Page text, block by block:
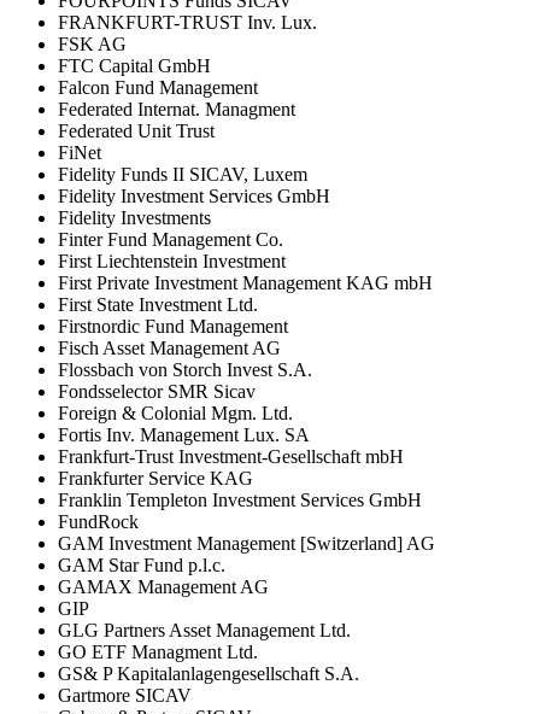
FRANKFURT-TRUST Inv. Lux.
FSK AG
FTC Capital GmbH
Falcon Fund Management
Federated Internat. Managment
Federated Unit Trust
FiNet
Fidelity Funds II SICAV, Luxem
Fidelity Investment Services GmbH
Fidelity Investments
Finter Fund Management Co.
First Liechtenstein Investment
First Private Investment Management KAG mbH
First State Investment Ltd.
Firstnordic Fund Management
Fisch Asset Management AG
Flossbach von Storch Invest S.A.
Fondsselector SMR Sicav
Foreign & Colonial Mgm. Ltd.
Fortis Inv. Management Lux. SA
Frankfurt-Trust Investment-Gesellschaft mbH
Frankfurter Service KAG
Franklin Templeton Investment Services GmbH
FundRock
GAM Investment Management [Switzerland] AG
GAM Star Fund p.l.c.
GAMAX Management AG
GIP
GLG Partners Asset Management Ltd.
GO ETF Managment Ltd.
GS& P Kapitalanlagengesellschaft S.A.
Gartmore SICAV